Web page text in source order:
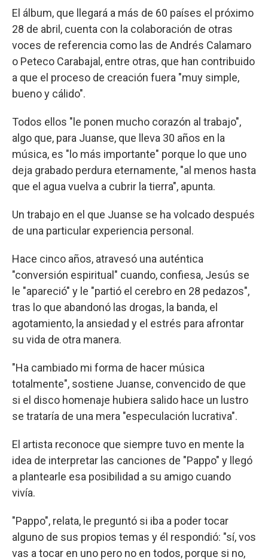
El álbum, que llegará a más de 60 países el próximo
28 de abril, cuenta con la colaboración de otras
voces de referencia como las de Andrés Calamaro
o Peteco Carabajal, entre otras, que han contribuido
a que el proceso de creación fuera "muy simple,
bueno y cálido".
Todos ellos "le ponen mucho corazón al trabajo",
algo que, para Juanse, que lleva 30 años en la
música, es "lo más importante" porque lo que uno
deja grabado perdura eternamente, "al menos hasta
que el agua vuelva a cubrir la tierra", apunta.
Un trabajo en el que Juanse se ha volcado después
de una particular experiencia personal.
Hace cinco años, atravesó una auténtica
"conversión espiritual" cuando, confiesa, Jesús se
le "apareció" y le "partió el cerebro en 28 pedazos",
tras lo que abandonó las drogas, la banda, el
agotamiento, la ansiedad y el estrés para afrontar
su vida de otra manera.
"Ha cambiado mi forma de hacer música
totalmente", sostiene Juanse, convencido de que
si el disco homenaje hubiera salido hace un lustro
se trataría de una mera "especulación lucrativa".
El artista reconoce que siempre tuvo en mente la
idea de interpretar las canciones de "Pappo" y llegó
a plantearle esa posibilidad a su amigo cuando
vivía.
"Pappo", relata, le preguntó si iba a poder tocar
alguno de sus propios temas y él respondió: "sí, vos
vas a tocar en uno pero no en todos, porque si no,